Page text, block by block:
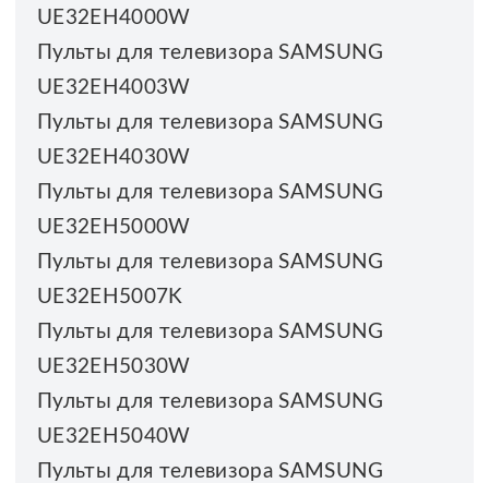
UE32EH4000W
Пульты для телевизора SAMSUNG
UE32EH4003W
Пульты для телевизора SAMSUNG
UE32EH4030W
Пульты для телевизора SAMSUNG
UE32EH5000W
Пульты для телевизора SAMSUNG
UE32EH5007K
Пульты для телевизора SAMSUNG
UE32EH5030W
Пульты для телевизора SAMSUNG
UE32EH5040W
Пульты для телевизора SAMSUNG